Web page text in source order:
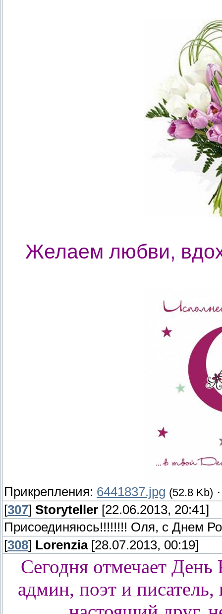
Желаем любви,
Прикрепления: 6441837.jpg (52.8 Kb)
[307] Storyteller [22.06.2013, 20:41]
Присоединяюсь!!!!!!!! Оля, с Днем
[308] Lorenzia[28.07.2013, 00:19]
Сегодня отмечает
админ, поэт и